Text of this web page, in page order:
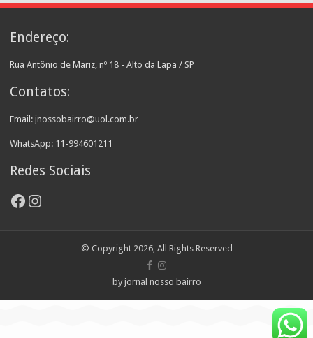
Endereço:
Rua Antônio de Mariz, nº 18 - Alto da Lapa / SP
Contatos:
Email: jnossobairro@uol.com.br
WhatsApp: 11-994601211
Redes Sociais
Facebook
Instagram
© Copyright 2026, All Rights Reserved
by jornal nosso bairro